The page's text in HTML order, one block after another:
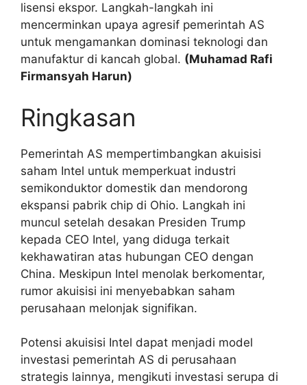
lisensi ekspor. Langkah-langkah ini
mencerminkan upaya agresif pemerintah AS
untuk mengamankan dominasi teknologi dan
manufaktur di kancah global. (Muhamad Rafi
Firmansyah Harun)
Ringkasan
Pemerintah AS mempertimbangkan akuisisi
saham Intel untuk memperkuat industri
semikonduktor domestik dan mendorong
ekspansi pabrik chip di Ohio. Langkah ini
muncul setelah desakan Presiden Trump
kepada CEO Intel, yang diduga terkait
kekhawatiran atas hubungan CEO dengan
China. Meskipun Intel menolak berkomentar,
rumor akuisisi ini menyebabkan saham
perusahaan melonjak signifikan.
Potensi akuisisi Intel dapat menjadi model
investasi pemerintah AS di perusahaan
strategis lainnya, mengikuti investasi serupa di